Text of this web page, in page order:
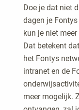
Doe je dat niet
dagen je
kun je niet
Dat betekent
het Fontys
intranet en de
meer mogelijk.